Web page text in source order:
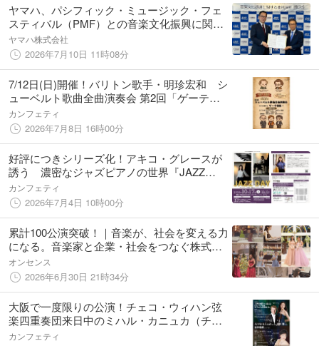
ヤマハ、パシフィック・ミュージック・フェ
スティバル（PMF）との音楽文化振興に関す
る連携協定を締結
ヤマハ株式会社
2026年7月10日 11時08分
7/12日(日)開催！バリトン歌手・明珍宏和 シ
ューベルト歌曲全曲演奏会 第2回「ゲーテ特
集！」赤坂ストラドホールにて、チケット販
売中
カンフェティ
2026年7月8日 16時00分
好評につきシリーズ化！アキコ・グレースが
誘う 濃密なジャズピアノの世界『JAZZ
DAY』開催決定
カンフェティ
2026年7月4日 10時00分
累計100公演突破！｜音楽が、社会を変える力
になる。音楽家と企業・社会をつなぐ株式会
社On-Senseの挑戦
オンセンス
2026年6月30日 21時34分
大阪で一度限りの公演！チェコ・ウィハン弦
楽四重奏団来日中のミハル・カニュカ（チェ
ロ）と日本の実力派演奏家が贈る珠玉の一夜
カンフェティ